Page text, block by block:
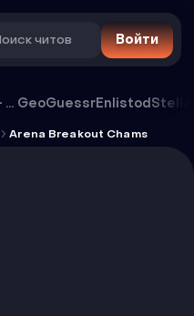
читов Войти
Oxide Survival - Rust Mobile GeoGuessrEnlistodStella
Arena Breakout Chams